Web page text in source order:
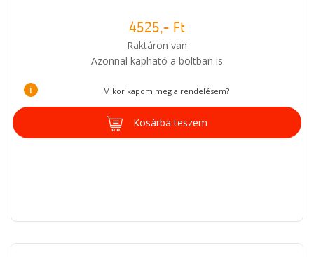
4525,- Ft
Raktáron van
Azonnal kapható a boltban is
i Mikor kapom meg a rendelésem?
Kosárba teszem